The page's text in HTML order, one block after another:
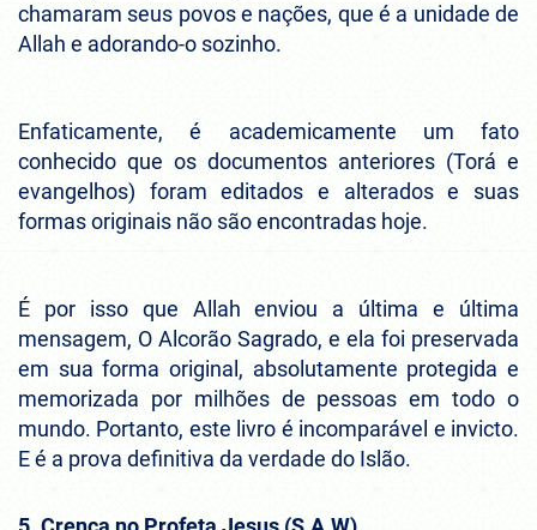
chamaram seus povos e nações, que é a unidade de
Allah e adorando-o sozinho.
Enfaticamente, é academicamente um fato
conhecido que os documentos anteriores (Torá e
evangelhos) foram editados e alterados e suas
formas originais não são encontradas hoje.
É por isso que Allah enviou a última e última
mensagem, O Alcorão Sagrado, e ela foi preservada
em sua forma original, absolutamente protegida e
memorizada por milhões de pessoas em todo o
mundo. Portanto, este livro é incomparável e invicto.
E é a prova definitiva da verdade do Islão.